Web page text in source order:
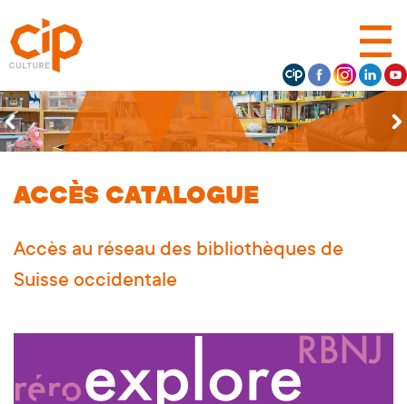
ACCÈS CATALOGUE
Accès au réseau des bibliothèques de
Suisse occidentale